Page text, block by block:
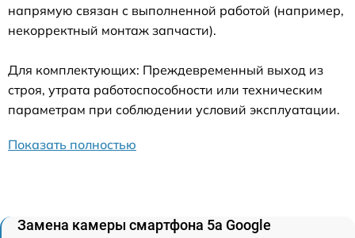
напрямую связан с выполненной работой (например,
некорректный монтаж запчасти).
Для комплектующих: Преждевременный выход из
строя, утрата работоспособности или техническим
параметрам при соблюдении условий эксплуатации.
Показать полностью
Замена камеры смартфона 5a Google